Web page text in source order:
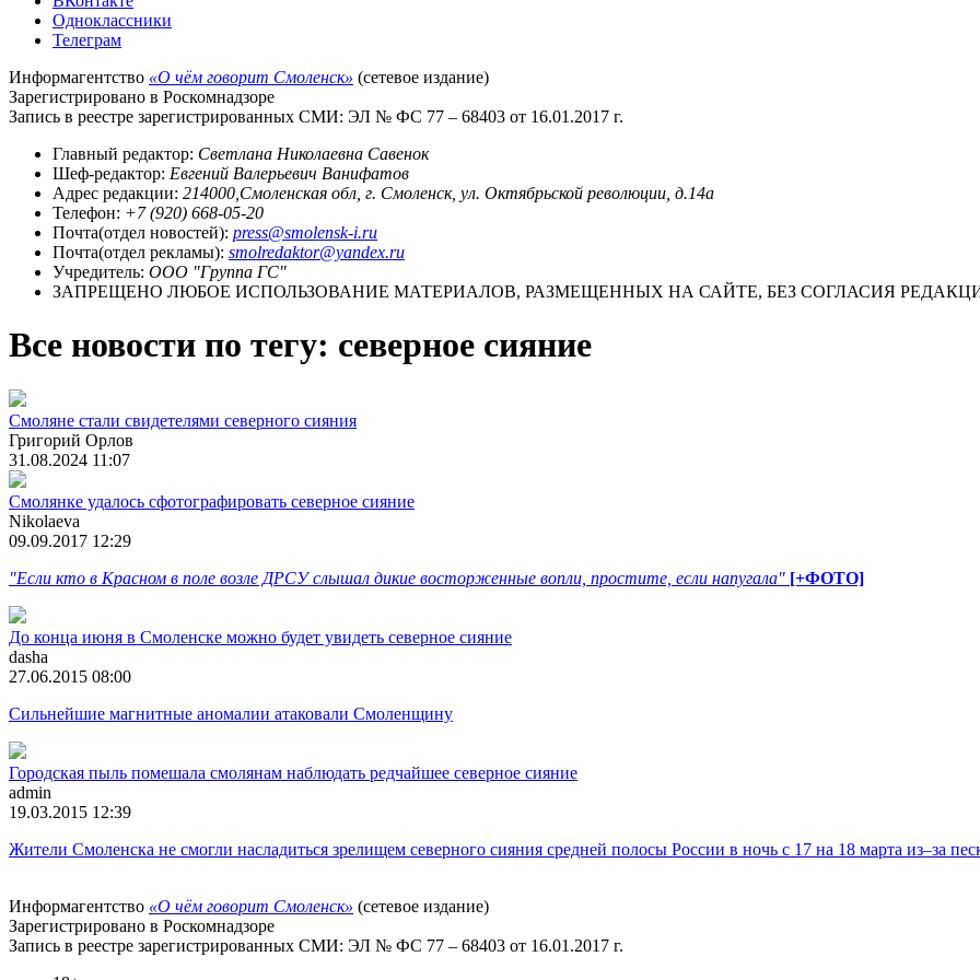
Одноклассники
Телеграм
Информагентство «О чём говорит Смоленск» (сетевое издание)
Зарегистрировано в Роскомнадзоре
Запись в реестре зарегистрированных СМИ: ЭЛ № ФС 77 – 68403 от 16.01.2017 г.
Главный редактор: Светлана Николаевна Савенок
Шеф-редактор: Евгений Валерьевич Ванифатов
Адрес редакции: 214000,Смоленская обл, г. Смоленск, ул. Октябрьской революции, д.14а
Телефон: +7 (920) 668-05-20
Почта(отдел новостей): press@smolensk-i.ru
Почта(отдел рекламы): smolredaktor@yandex.ru
Учредитель: ООО "Группа ГС"
ЗАПРЕЩЕНО ЛЮБОЕ ИСПОЛЬЗОВАНИЕ МАТЕРИАЛОВ, РАЗМЕЩЕННЫХ НА САЙТЕ, БЕЗ СОГЛАСИЯ
Все новости по тегу: северное сияние
Смоляне стали свидетелями северного сияния
Григорий Орлов
31.08.2024 11:07
Смолянке удалось сфотографировать северное сияние
Nikolaeva
09.09.2017 12:29
"Если кто в Красном в поле возле ДРСУ слышал дикие восторженные вопли, простите, если напугала" [+ФОТО]
До конца июня в Смоленске можно будет увидеть северное сияние
dasha
27.06.2015 08:00
Сильнейшие магнитные аномалии атаковали Смоленщину
Городская пыль помешала смолянам наблюдать редчайшее северное сияние
admin
19.03.2015 12:39
Жители Смоленска не смогли насладиться зрелищем северного сияния средней полосы России в ночь с 17 на 18 марта из–за
Информагентство «О чём говорит Смоленск» (сетевое издание)
Зарегистрировано в Роскомнадзоре
Запись в реестре зарегистрированных СМИ: ЭЛ № ФС 77 – 68403 от 16.01.2017 г.